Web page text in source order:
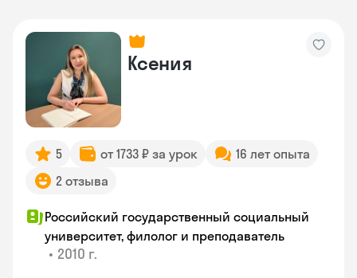
Ксения
5 от 1733 ₽ за урок
16 лет опыта
2 отзыва
Российский государственный социальный
университет, филолог и преподаватель
• 2010 г.